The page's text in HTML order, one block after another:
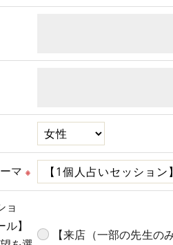
マ ※
ョ
】
【来店（一部の先生のみ